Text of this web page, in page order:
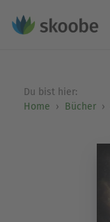
Du bist hier:
Home
Bücher